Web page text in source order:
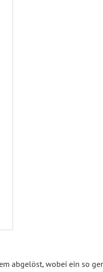
abgelöst, wobei ein so